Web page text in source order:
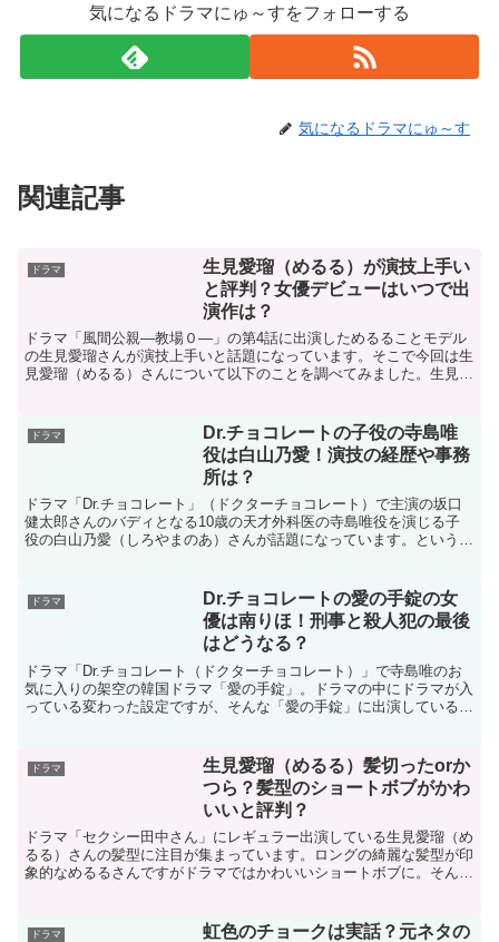
気になるドラマにゅ～すをフォローする
気になるドラマにゅ～す
関連記事
ドラマ
生見愛瑠（めるる）が演技上手い
と評判？女優デビューはいつで出
演作は？
ドラマ「風間公親―教場０―」の第4話に出演しためるることモデル
の生見愛瑠さんが演技上手いと話題になっています。そこで今回は生
見愛瑠（めるる）さんについて以下のことを調べてみました。生見愛
ドラマ
Dr.チョコレートの子役の寺島唯
役は白山乃愛！演技の経歴や事務
所は？
ドラマ「Dr.チョコレート」（ドクターチョコレート）で主演の坂口
健太郎さんのバディとなる10歳の天才外科医の寺島唯役を演じる子
役の白山乃愛（しろやまのあ）さんが話題になっています。というこ
ドラマ
Dr.チョコレートの愛の手錠の女
優は南りほ！刑事と殺人犯の最後
はどうなる？
ドラマ「Dr.チョコレート（ドクターチョコレート）」で寺島唯のお
気に入りの架空の韓国ドラマ「愛の手錠」。ドラマの中にドラマが入
っている変わった設定ですが、そんな「愛の手錠」に出演している俳
ドラマ
生見愛瑠（めるる）髪切ったorか
つら？髪型のショートボブがかわ
いいと評判？
ドラマ「セクシー田中さん」にレギュラー出演している生見愛瑠（め
るる）さんの髪型に注目が集まっています。ロングの綺麗な髪型が印
象的なめるるさんですがドラマではかわいいショートボブに。そんな
ドラマ
虹色のチョークは実話？元ネタの